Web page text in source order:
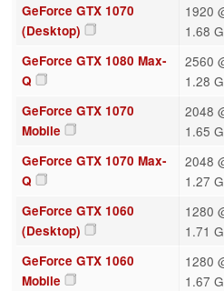
GeForce GTX 1070
(Desktop)
1920
1.68
GeForce GTX 1080 Max-
Q
2560
1.28
GeForce GTX 1070
Mobile
2048
1.65
GeForce GTX 1070 Max-
Q
2048
1.27
GeForce GTX 1060
(Desktop)
1280
1.71
GeForce GTX 1060
Mobile
1280
1.67